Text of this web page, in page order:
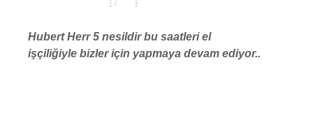
Hubert Herr 5 nesildir bu saatleri el
işçiliğiyle bizler için yapmaya devam ediyor..